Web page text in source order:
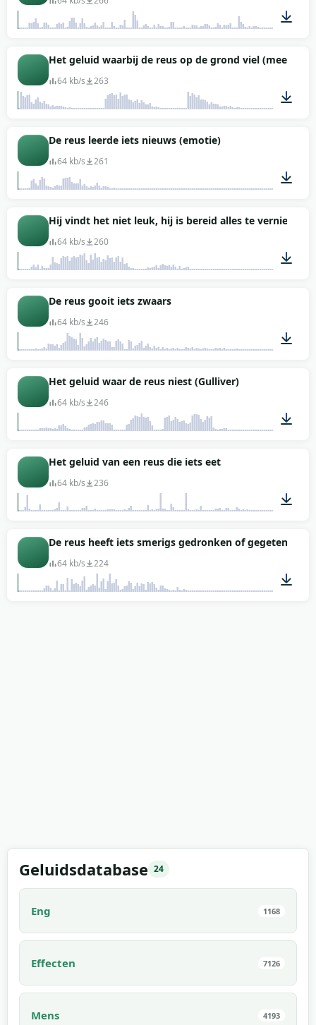
00:05
Het geluid waarbij de reus op de grond viel
64 kb/s 263
De reus leerde iets nieuws (emotie)
64 kb/s 261
00:02
Hij vindt het niet leuk, hij is bereid alles te vernietigen
64 kb/s 260
De reus gooit iets zwaars
64 kb/s 246
Het geluid waar de reus niest (Gulliver)
64 kb/s 246
Het geluid van een reus die iets eet
64 kb/s 236
00:16
De reus heeft iets smerigs gedronken of gegeten
64 kb/s 224
Geluidsdatabase 24
Eng 1168
Effecten 7126
Mens 4193